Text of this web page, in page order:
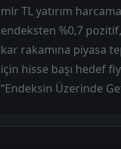
mlr TL yatırım
endeksten %0,7
kar rakamına piyasa
için hisse başı hedef
“Endeksin Üzerinde